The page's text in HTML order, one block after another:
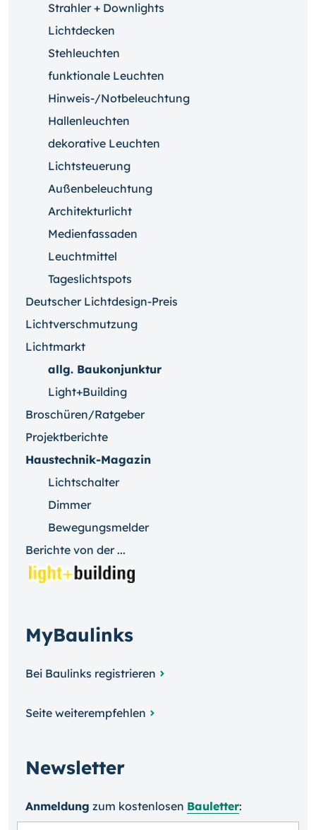
Strahler + Downlights
Lichtdecken
Stehleuchten
funktionale Leuchten
Hinweis-/Notbeleuchtung
Hallenleuchten
dekorative Leuchten
Lichtsteuerung
Außenbeleuchtung
Architekturlicht
Medienfassaden
Leuchtmittel
Tageslichtspots
Deutscher Lichtdesign-Preis
Lichtverschmutzung
Lichtmarkt
allg. Baukonjunktur
Light+Building
Broschüren/Ratgeber
Projektberichte
Haustechnik-Magazin
Lichtschalter
Dimmer
Bewegungsmelder
Berichte von der ...
MyBaulinks
Bei Baulinks registrieren
Seite weiterempfehlen
Newsletter
Anmeldung zum kosten­losen Bauletter: